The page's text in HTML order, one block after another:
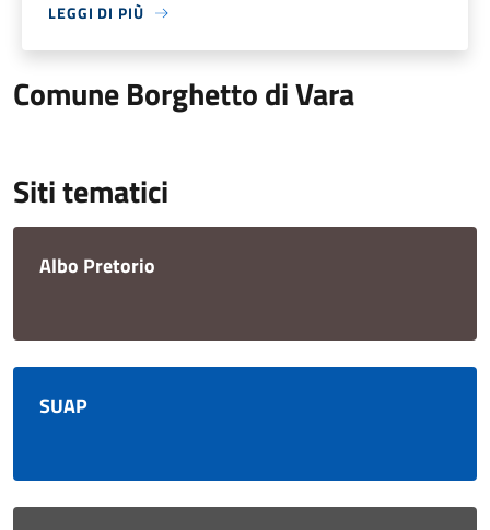
LEGGI DI PIÙ
Comune Borghetto di Vara
Siti tematici
Albo Pretorio
SUAP